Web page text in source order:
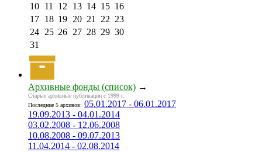
10 11 12 13 14 15 16
17 18 19 20 21 22 23
24 25 26 27 28 29 30
31
Архивные фонды (список) →
Старые архивные публикации с 1999 г.
Последние 5 архивов: 05.01.2017 - 06.01.2017
19.09.2013 - 04.01.2014
03.02.2008 - 12.06.2008
10.08.2008 - 09.07.2013
11.04.2014 - 02.08.2014